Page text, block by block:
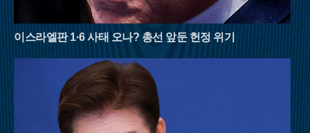
행은 철저한 준비와 안전 수칙 준수가 필수적이다. 아무리 시원
한 계곡이라도 갑작스러운 폭우에 고립될 위험이 있으므로 기상
상황을 수시로 확인해야 하며, 충분한 수분 섭취와 적절한 휴식
며 걷는 시간은 폭염에 지친 현대인들에게 새로운 활력을 불어넣
어 줄 것이다. 8월의 명산들이 선사하는 짙푸른 초록의 위로를 받
으며 남은 여름을 건강하게 이겨내길 바란다.
이스라엘판 1·6 사태 오나? 총선 앞둔 헌정 위기